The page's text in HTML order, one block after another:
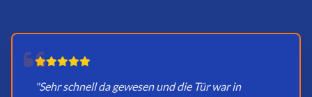
"Sehr schnell da gewesen und die Tür war in